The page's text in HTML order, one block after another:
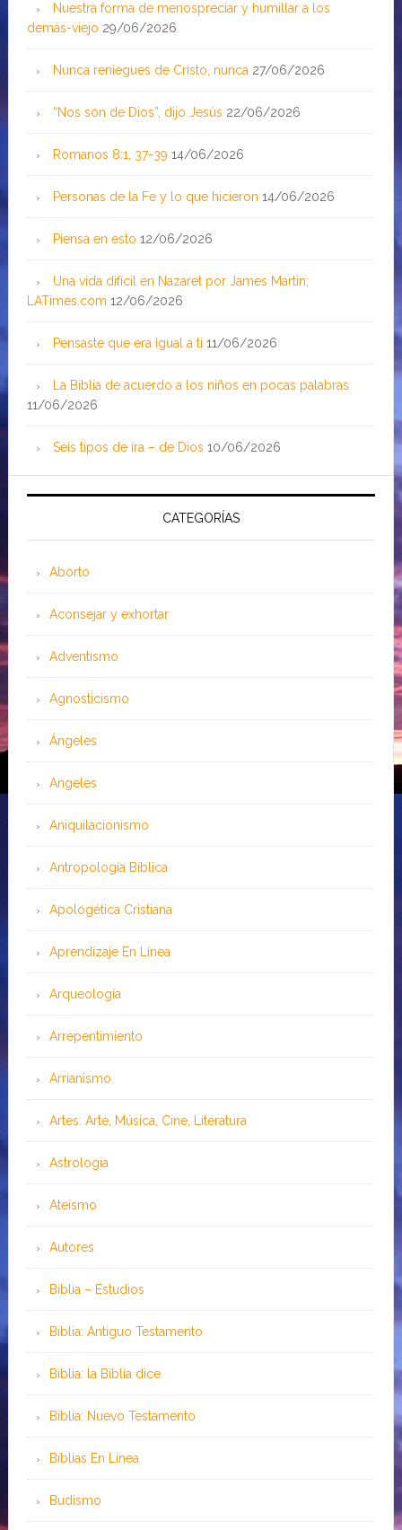
Nuestra forma de menospreciar y humillar a los
demás-viejo 29/06/2026
Nunca reniegues de Cristo, nunca 27/06/2026
“Nos son de Dios”, dijo Jesús 22/06/2026
Romanos 8:1, 37-39 14/06/2026
Personas de la Fe y lo que hicieron 14/06/2026
Piensa en esto 12/06/2026
Una vida difícil en Nazaret por James Martin;
LATimes.com 12/06/2026
Pensaste que era igual a ti 11/06/2026
La Biblia de acuerdo a los niños en pocas palabras
11/06/2026
Seis tipos de ira – de Dios 10/06/2026
CATEGORÍAS
Aborto
Aconsejar y exhortar
Adventismo
Agnosticismo
Ángeles
Angeles
Aniquilacionismo
Antropología Bíblica
Apologética Cristiana
Aprendizaje En Línea
Arqueología
Arrepentimiento
Arrianismo
Artes: Arte, Música, Cine, Literatura
Astrología
Ateísmo
Autores
Biblia – Estudios
Biblia: Antiguo Testamento
Biblia: la Biblia dice
Biblia: Nuevo Testamento
Bíblias En Línea
Budismo